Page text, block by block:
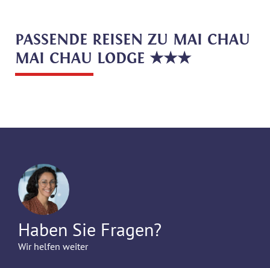
PASSENDE REISEN ZU MAI CHAU
MAI CHAU LODGE ★★★
Haben Sie Fragen?
Wir helfen weiter